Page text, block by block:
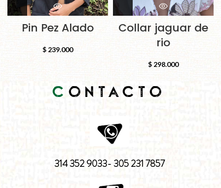
Pin Pez Alado
$ 239.000
Collar jaguar de
rio
$ 298.000
CONTACTO
314 352 9033- 305 231 7857